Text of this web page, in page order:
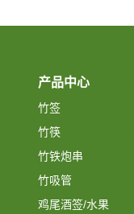
产品中心
竹签
竹筷
竹铁炮串
竹吸管
鸡尾酒签/水果